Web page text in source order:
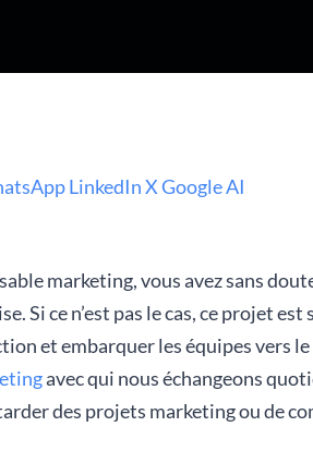
LinkedInXGoogle AI
marketing, vous avez sans
Si ce n’est pas le cas, ce projet
et embarquer les équipes vers
avec qui nous échangeons
des projets marketing ou de